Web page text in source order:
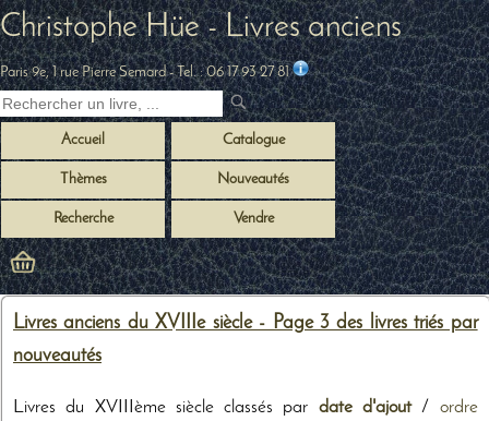
Christophe Hüe - Livres anciens
Paris 9e, 1 rue Pierre Semard- Tel. :06 17 93 27 81
Accueil Catalogue
Thèmes Nouveautés
Recherche Vendre
Livres anciens du XVIIIe siècle - Page 3 des livres triés par
nouveautés
Livres du XVIIIème siècle classés par date d'ajout/ ordre